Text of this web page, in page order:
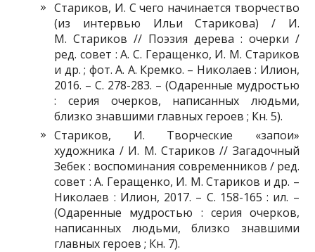
Стариков, И. С чего начинается творчество
(из интервью Ильи Старикова) / И.
М. Стариков // Поэзия дерева : очерки /
ред. совет : А. С. Геращенко, И. М. Стариков
и др. ; фот. А. А. Кремко. – Николаев : Илион,
2016. – С. 278-283. – (Одаренные мудростью
: серия очерков, написанных людьми,
близко знавшими главных героев ; Кн. 5).
Стариков, И. Творческие «запои»
художника / И. М. Стариков // Загадочный
Зебек : воспоминания современников / ред.
совет : А. Геращенко, И. М. Стариков и др. –
Николаев : Илион, 2017. – С. 158-165 : ил. –
(Одаренные мудростью : серия очерков,
написанных людьми, близко знавшими
главных героев ; Кн. 7).